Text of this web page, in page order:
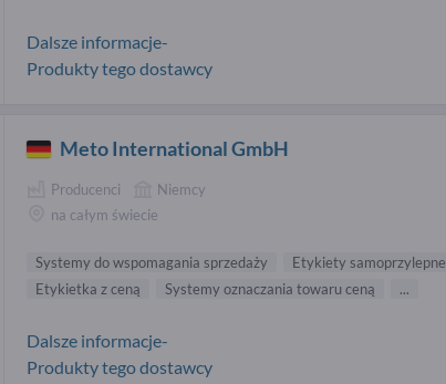
Dalsze informacje-
Produkty tego dostawcy
Meto International GmbH
Producenci
Niemcy
na całym świecie
Systemy do wspomagania sprzedaży Etykiety samoprzylepne
Etykietka z ceną
Systemy oznaczania towaru ceną ...
Dalsze informacje-
Produkty tego dostawcy